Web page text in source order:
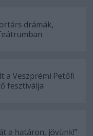
drámák,
a Veszprémi Petőfi
fesztiválja
a határon, jövünk!"